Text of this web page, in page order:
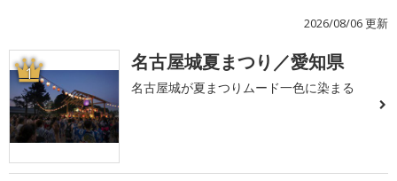
2026/08/06 更新
1 名古屋城夏まつり／愛知県
名古屋城が夏まつりムード一色に染まる